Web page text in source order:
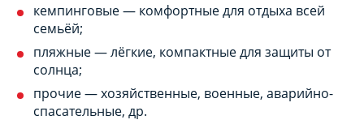
кемпинговые — комфортные для отдыха всей
семьёй;
пляжные — лёгкие, компактные для защиты от
солнца;
прочие — хозяйственные, военные, аварийно-
спасательные, др.